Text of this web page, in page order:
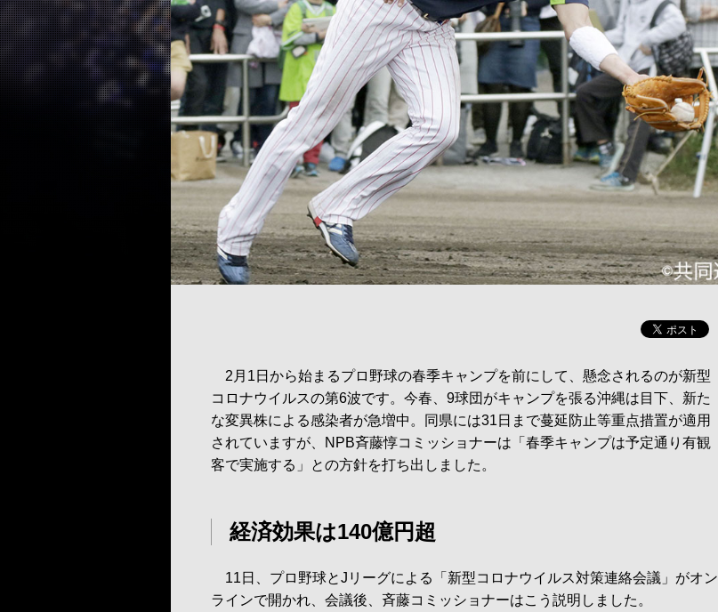
2月1日から始まるプロ野球の春季キャンプを前にして、懸念されるのが新型
コロナウイルスの第6波です。今春、9球団がキャンプを張る沖縄は目下、新た
な変異株による感染者が急増中。同県には31日まで蔓延防止等重点措置が適用
されていますが、NPB斉藤惇コミッショナーは「春季キャンプは予定通り有観
客で実施する」との方針を打ち出しました。
経済効果は140億円超
11日、プロ野球とJリーグによる「新型コロナウイルス対策連絡会議」がオン
ラインで開かれ、会議後、斉藤コミッショナーはこう説明しました。